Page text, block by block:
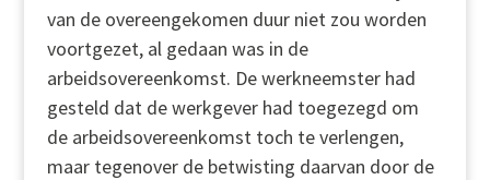
van de overeengekomen duur niet zou worden
voortgezet, al gedaan was in de
arbeidsovereenkomst. De werkneemster had
gesteld dat de werkgever had toegezegd om
de arbeidsovereenkomst toch te verlengen,
maar tegenover de betwisting daarvan door de